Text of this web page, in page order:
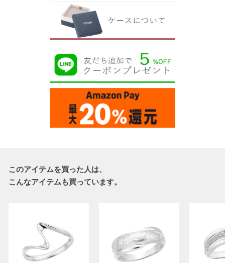
このアイテムを買った人は、
こんなアイテムも買っています。